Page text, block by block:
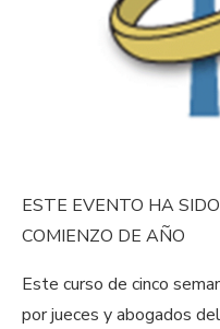
ESTE EVENTO HA
COMIENZO DE AÑO
Este curso de cinco
por jueces y abogados